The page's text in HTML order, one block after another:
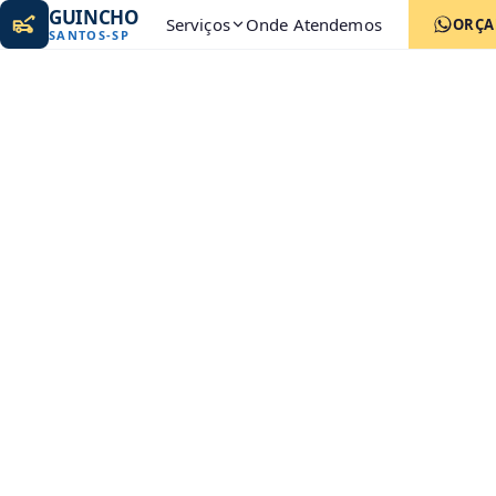
GUINCHO
SANTOS-SP Serviços Onde Atendemos